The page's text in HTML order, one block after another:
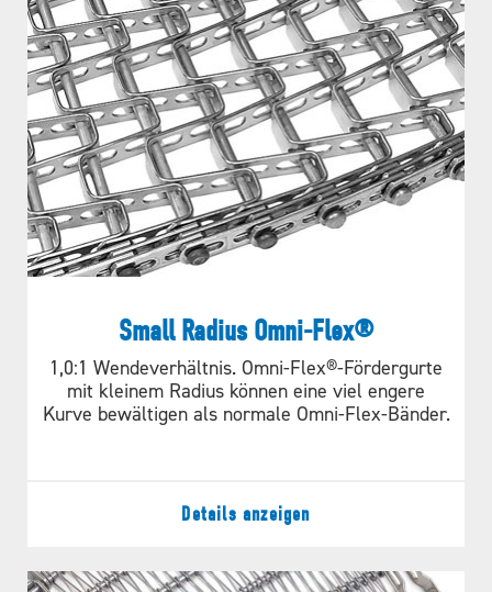
Small Radius Omni-Flex®
1,0:1 Wendeverhältnis. Omni-Flex®-Fördergurte
mit kleinem Radius können eine viel engere
Kurve bewältigen als normale Omni-Flex-Bänder.
Details anzeigen